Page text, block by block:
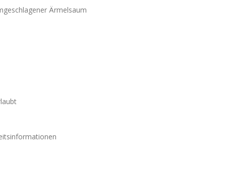
Ärmelsaum